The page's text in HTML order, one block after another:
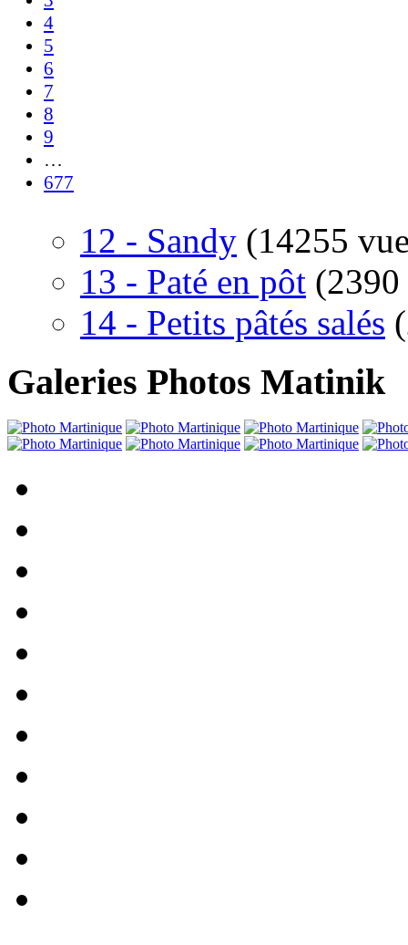
4
5
6
7
8
9
…
677
12 - Sandy (14255
13 - Paté en pôt (2390
14 - Petits pâtés salés
Galeries Photos Matinik